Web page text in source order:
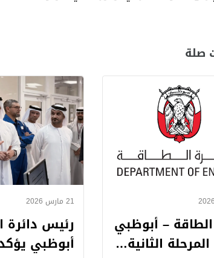
صلة
الطاقة – أبوظبي
الثانية…
21 مارس 2026
رئيس دائرة
أبوظبي